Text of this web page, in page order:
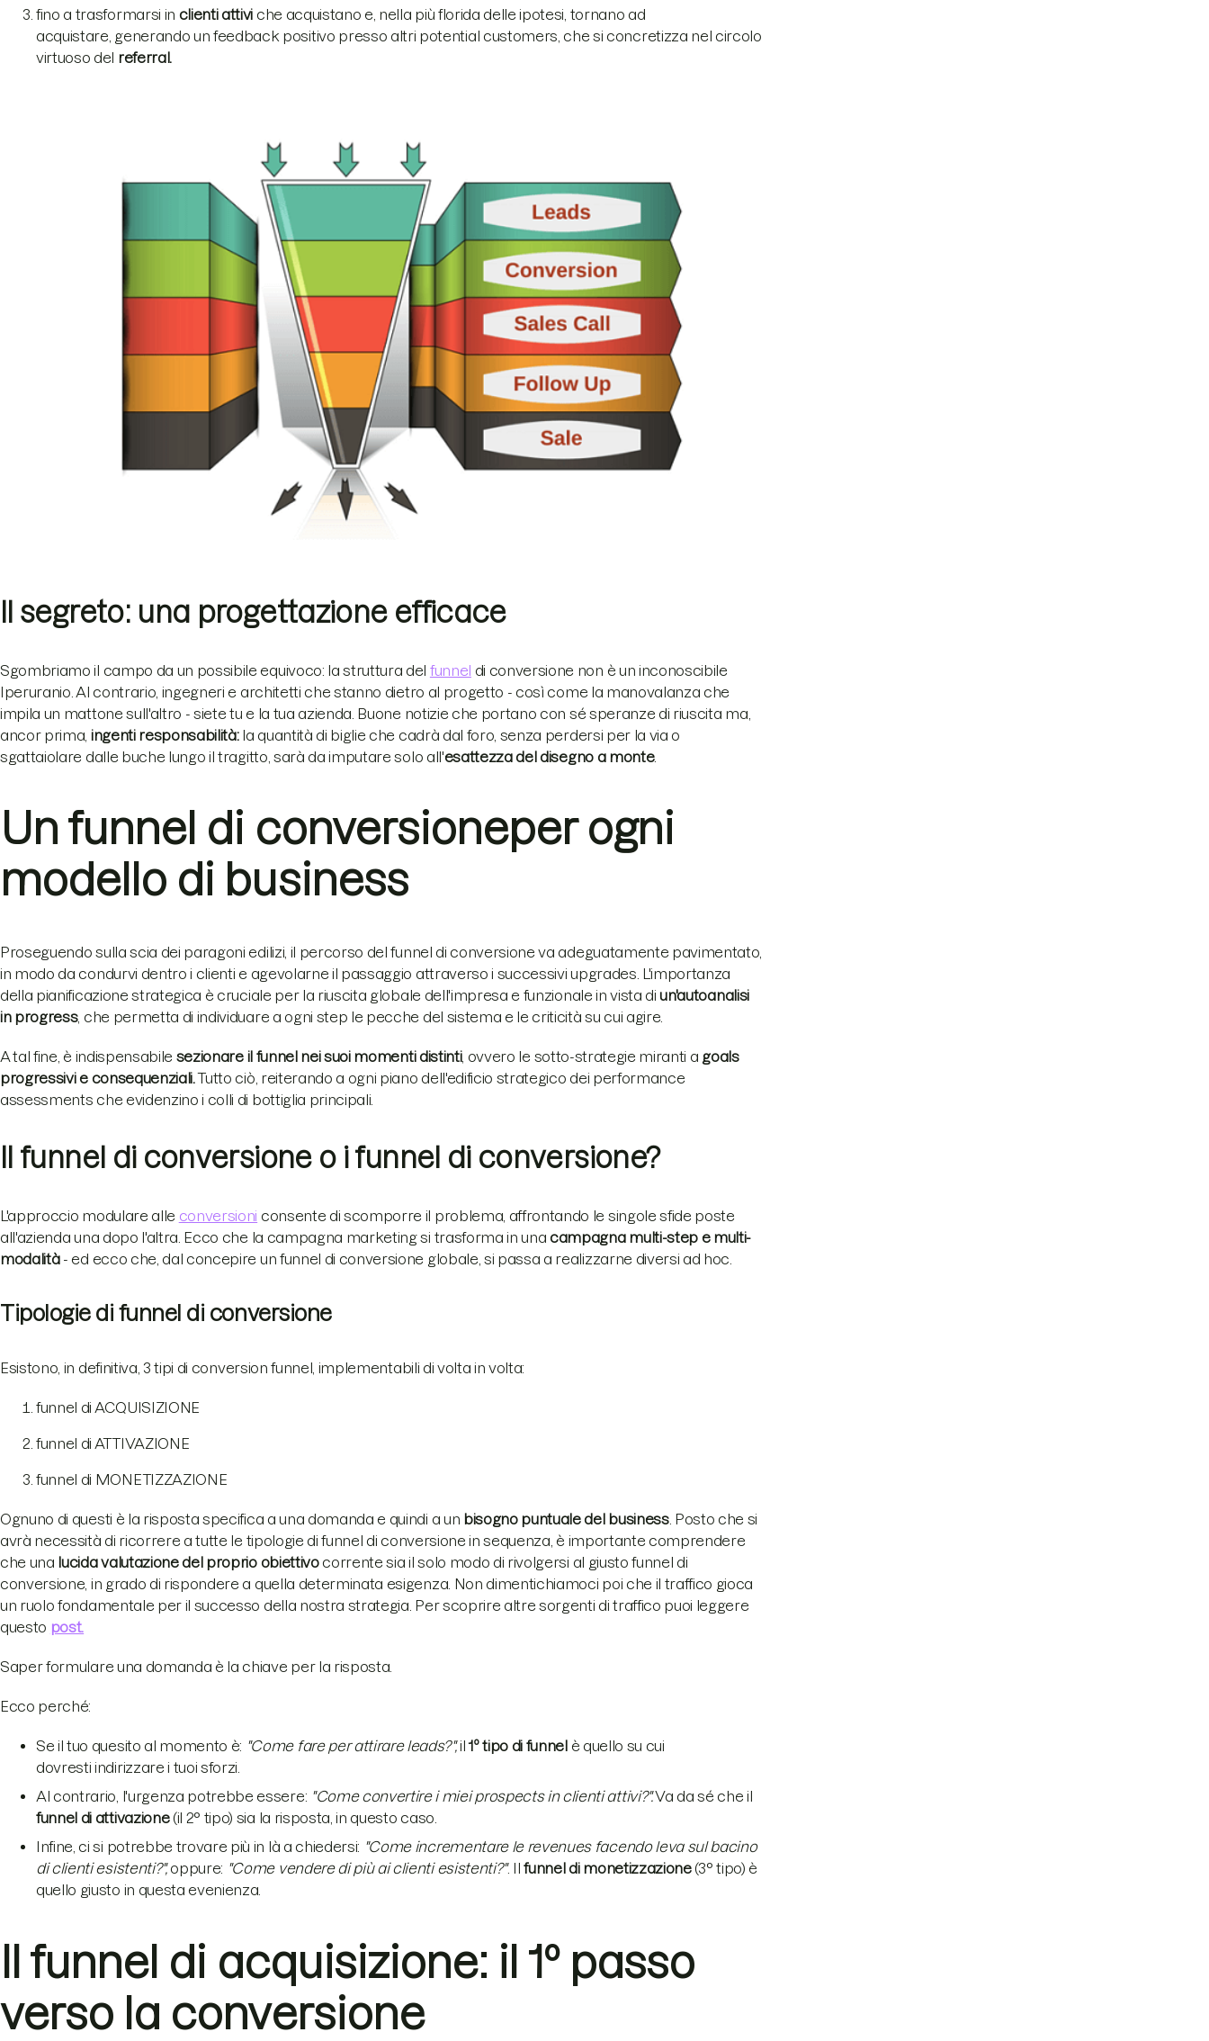
fino a trasformarsi in clienti attivi che acquistano e, nella più florida delle ipotesi, tornano ad
acquistare, generando un feedback positivo presso altri potential customers, che si concretizza nel circolo
virtuoso del referral.
Il segreto: una progettazione efficace
Sgombriamo il campo da un possibile equivoco: la struttura del funnel di conversione non è un inconoscibile
Iperuranio. Al contrario, ingegneri e architetti che stanno dietro al progetto - così come la manovalanza che
impila un mattone sull'altro - siete tu e la tua azienda. Buone notizie che portano con sé speranze di riuscita ma,
ancor prima, ingenti responsabilità: la quantità di biglie che cadrà dal foro, senza perdersi per la via o
sgattaiolare dalle buche lungo il tragitto, sarà da imputare solo all'esattezza del disegno a monte.
Un funnel di conversioneper ogni
modello di business
Proseguendo sulla scia dei paragoni edilizi, il percorso del funnel di conversione va adeguatamente pavimentato,
in modo da condurvi dentro i clienti e agevolarne il passaggio attraverso i successivi upgrades. L'importanza
della pianificazione strategica è cruciale per la riuscita globale dell'impresa e funzionale in vista diun'autoanalisi
in progress, che permetta di individuare a ogni step le pecche del sistema e le criticità su cui agire.
A tal fine, è indispensabile sezionare il funnel nei suoi momenti distinti, ovvero le sotto-strategie miranti a goals
progressivi e consequenziali.Tutto ciò, reiterando a ogni piano dell'edificio strategico dei performance
assessments che evidenzino i colli di bottiglia principali.
Il funnel di conversione o i funnel di conversione?
L'approccio modulare alle conversioni consente di scomporre il problema, affrontando le singole sfide poste
all'azienda una dopo l'altra. Ecco che la campagna marketing si trasforma in una campagna multi-step e multi-
modalità- ed ecco che, dal concepire un funnel di conversione globale, si passa a realizzarne diversi ad hoc.
Tipologie di funnel di conversione
Esistono, in definitiva, 3 tipi di conversion funnel, implementabili di volta in volta:
funnel di ACQUISIZIONE
funnel di ATTIVAZIONE
funnel di MONETIZZAZIONE
Ognuno di questi è la risposta specifica a una domanda e quindi a un bisogno puntuale del business. Posto che si
avrà necessità di ricorrere a tutte le tipologie di funnel di conversione in sequenza, è importante comprendere
che una lucida valutazione del proprio obiettivocorrente sia il solo modo di rivolgersi al giusto funnel di
conversione, in grado di rispondere a quella determinata esigenza. Non dimentichiamoci poi che il traffico gioca
un ruolo fondamentale per il successo della nostra strategia. Per scoprire altre sorgenti di traffico puoi leggere
questo post.
Saper formulare una domanda è la chiave per la risposta.
Ecco perché:
Se il tuo quesito al momento è: "Come fare per attirare leads?",il1º tipo di funnelè quello su cui
dovresti indirizzare i tuoi sforzi.
Al contrario, l'urgenza potrebbe essere: "Come convertire i miei prospects in clienti attivi?".Va da sé che il
funnel di attivazione(il 2° tipo) sia la risposta, in questo caso.
Infine, ci si potrebbe trovare più in là a chiedersi: "Come incrementare le revenues facendo leva sul bacino
di clienti esistenti?",oppure: "Come vendere di più ai clienti esistenti?". Ilfunnel di monetizzazione(3° tipo) è
quello giusto in questa evenienza.
Il funnel di acquisizione: il 1º passo
verso la conversione